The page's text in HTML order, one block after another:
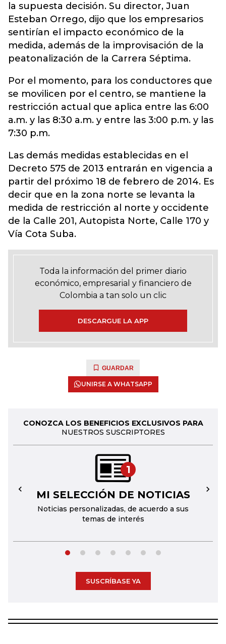
la supuesta decisión. Su director, Juan
Esteban Orrego, dijo que los empresarios
sentirían el impacto económico de la
medida, además de la improvisación de la
peatonalización de la Carrera Séptima.
Por el momento, para los conductores que
se movilicen por el centro, se mantiene la
restricción actual que aplica entre las 6:00
a.m. y las 8:30 a.m. y entre las 3:00 p.m. y las
7:30 p.m.
Las demás medidas establecidas en el
Decreto 575 de 2013 entrarán en vigencia a
partir del próximo 18 de febrero de 2014. Es
decir que en la zona norte se levanta la
medida de restricción al norte y occidente
de la Calle 201, Autopista Norte, Calle 170 y
Vía Cota Suba.
Toda la información del primer diario
económico, empresarial y financiero de
Colombia a tan solo un clic
DESCARGUE LA APP
GUARDAR
UNIRSE A WHATSAPP
CONOZCA LOS BENEFICIOS EXCLUSIVOS PARA
NUESTROS SUSCRIPTORES
1
MI SELECCIÓN DE NOTICIAS
Noticias personalizadas, de acuerdo a sus
temas de interés
← →
SUSCRÍBASE YA